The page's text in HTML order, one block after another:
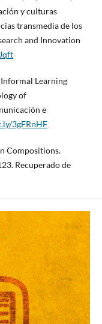
y culturas
transmedia de los
and Innovation
Informal Learning
of
e
3gFRnHF
Compositions.
Recuperado de